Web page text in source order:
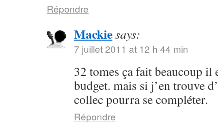
Répondre
Mackiesays:
7 juillet 2011 at 12 h 44 min
32 tomes ça fait beaucoup il
budget. mais si j’en trouve
collec pourra se compléter.
Répondre